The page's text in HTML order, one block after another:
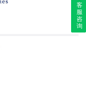
客
服
咨
询